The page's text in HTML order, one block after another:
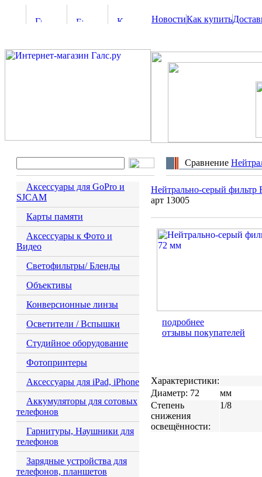
НовостиКак купить
Сравнение
Аксессуары для GoPro и
SJCAM
Карты памяти
Аксессуары к Фото и
Видео
Светофильтры/ Бленды
Объективы
Конверсионные линзы
Осветители / Вспышки
Студийное оборудование
Фотопринтеры
Аксессуары для iPad, iPhone
Аккумуляторы для сотовых
телефонов
Гарнитуры, Наушники для
телефонов
Зарядные устройства для
телефонов, планшетов
Hейтрально-серый
арт 13005
подробнее
отзывы покупателей
Характеристики:
Диаметр: 72
мм
Степень
снижения
освещённости:
1/8